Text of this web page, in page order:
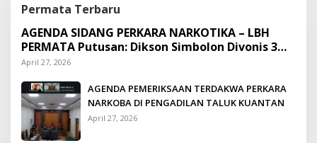
Permata Terbaru
AGENDA SIDANG PERKARA NARKOTIKA – LBH
PERMATA Putusan: Dikson Simbolon Divonis 3
Tahun Penjara
April 27, 2026
AGENDA PEMERIKSAAN TERDAKWA PERKARA
NARKOBA DI PENGADILAN TALUK KUANTAN
April 27, 2026